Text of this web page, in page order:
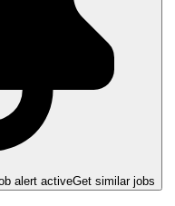
alert activeGet similar jobs